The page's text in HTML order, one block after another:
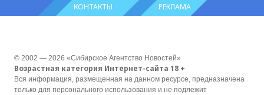
КОНТАКТЫ РЕКЛАМА
© 2002 — 2026 «Сибирское Агентство Новостей»
Возрастная категория Интернет-сайта 18 +
Вся информация, размещенная на данном ресурсе, предназначена
только для персонального использования и не подлежит